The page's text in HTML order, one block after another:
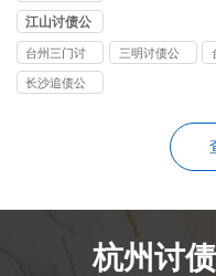
司
江山讨债公
司
台州三门讨
债公司
三明讨债公
长沙追债公
杭州讨